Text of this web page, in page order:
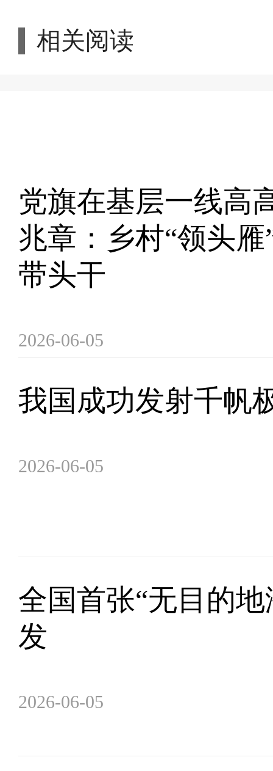
相关阅读
党旗在基层一线高
兆章：乡村“领头
带头干
2026-06-05
我国成功发射千帆
2026-06-05
全国首张“无目的
发
2026-06-05